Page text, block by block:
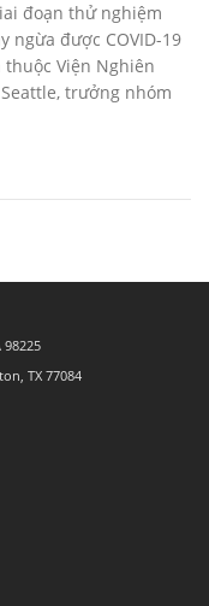
đoạn thử nghiệm
ngừa được COVID-19
thuộc Viện Nghiên
trưởng nhóm
98225
TX 77084